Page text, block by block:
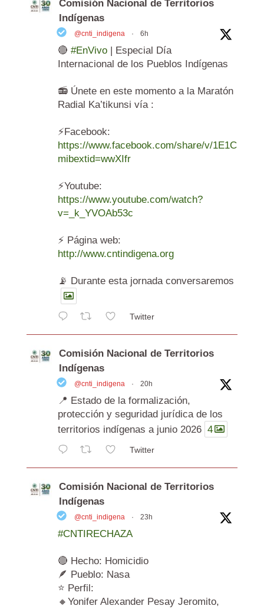
Comisión Nacional de Territorios
Indígenas
@cnti_indigena · 6h
🔴 #EnVivo| Especial Día
Internacional de los Pueblos Indígenas
📻 Únete en este momento a la Maratón
Radial Ka’tikunsi vía :
⚡️Facebook:
https://www.facebook.com/share/v/
mibextid=wwXIfr
⚡️Youtube:
https://www.youtube.com/watch?
v=_k_YVOAb53c
⚡️ Página web:
http://www.cntindigena.org
📡 Durante esta jornada conversaremos
Twitter
Comisión Nacional de Territorios
Indígenas
@cnti_indigena · 20h
📍 Estado de la formalización,
protección y seguridad jurídica de los
territorios indígenas a junio 2026 4
Twitter
Comisión Nacional de Territorios
Indígenas
@cnti_indigena · 23h
#CNTIRECHAZA
🔴 Hecho: Homicidio
🪶 Pueblo: Nasa
⭐ Perfil:
🔸Yonifer Alexander Pesay Jeromito,